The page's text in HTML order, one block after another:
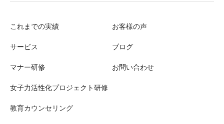
これまでの実績
サービス
マナー研修
女子力活性化プロジェクト研修
教育カウンセリング
お客様の声
ブログ
お問い合わせ